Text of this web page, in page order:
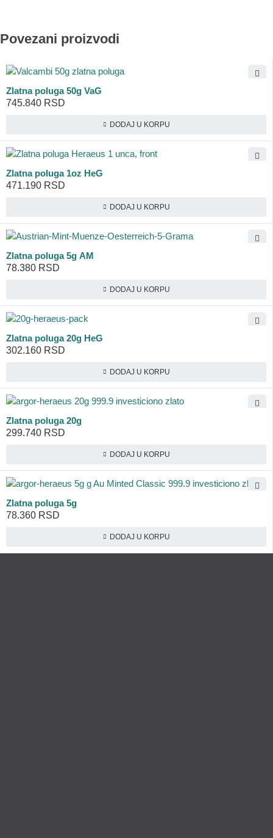
Povezani proizvodi
Zlatna poluga 50g VaG
745.840 RSD
DODAJ U KORPU
Zlatna poluga 1oz HeG
471.190 RSD
DODAJ U KORPU
Zlatna poluga 5g AM
78.380 RSD
DODAJ U KORPU
Zlatna poluga 20g HeG
302.160 RSD
DODAJ U KORPU
Zlatna poluga 20g
299.740 RSD
DODAJ U KORPU
Zlatna poluga 5g
78.360 RSD
DODAJ U KORPU